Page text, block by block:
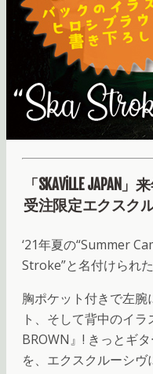
「SKAViLLE JAPAN
受注限定エクスク
‘21年夏の“Summer
Stroke”と名付けられ
胸ポケット付きで左腕
ト、そして背中のイ
BROWN』! きっとギ
を、エクスクルーシヴ